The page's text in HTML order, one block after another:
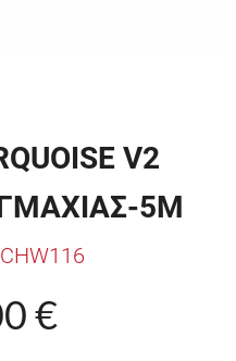
V2
5M
CHW116
€